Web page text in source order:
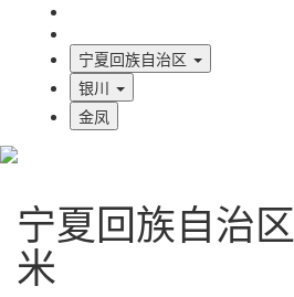
宁夏回族自治区
银川
金凤
宁夏回族自治
米